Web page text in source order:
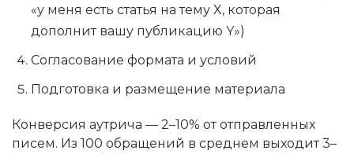
«у меня есть статья на тему X, которая
дополнит вашу публикацию Y»)
Согласование формата и условий
Подготовка и размещение материала
Конверсия аутрича — 2–10% от отправленных
писем. Из 100 обращений в среднем выходит 3–